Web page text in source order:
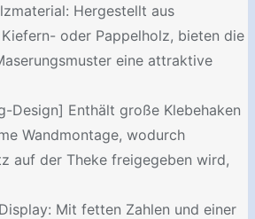
Hergestellt aus
oder Pappelholz, bieten die
eine attraktive
Design] Enthält große Klebehaken
Wandmontage, wodurch
auf der Theke freigegeben wird,
Mit fetten Zahlen und einer